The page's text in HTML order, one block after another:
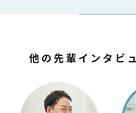
他の先輩インタビ